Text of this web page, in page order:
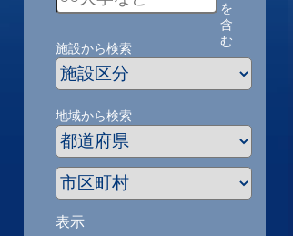
を
含
む
施設から検索
地域から検索
表示